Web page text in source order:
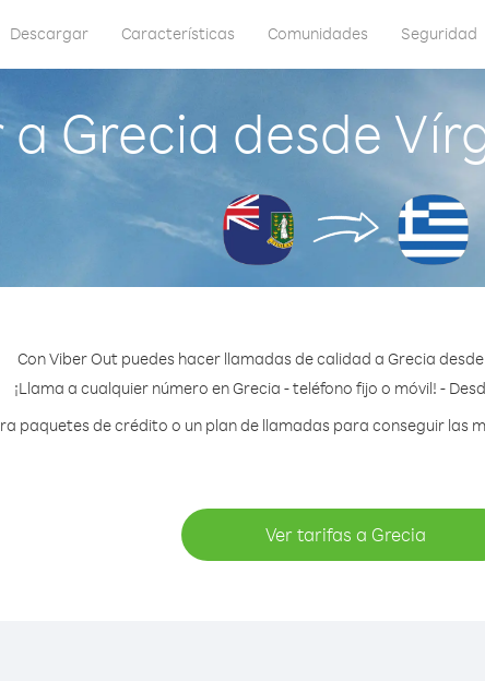
Descargar Características Comunidades Seguridad
Grecia desde
Con Viber Out puedes hacer llamadas de calidad a Grecia
¡Llama a cualquier número en Grecia - teléfono fijo o móvil! -
paquetes de crédito o un plan de llamadas para conseguir las
Ver tarifas a Grecia